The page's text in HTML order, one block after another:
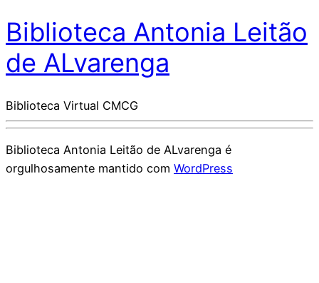
Biblioteca Antonia Leitão
de ALvarenga
Biblioteca Virtual CMCG
Biblioteca Antonia Leitão de ALvarenga é
orgulhosamente mantido com WordPress